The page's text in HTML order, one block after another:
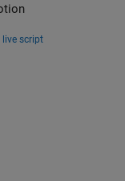
live script